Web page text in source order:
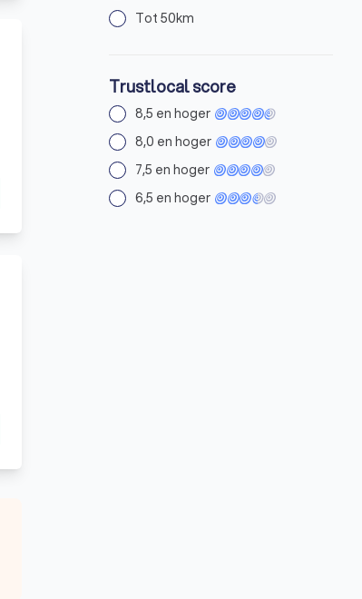
Tot 50km
Trustlocal score
8,5 en hoger
8,0 en hoger
7,5 en hoger
6,5 en hoger